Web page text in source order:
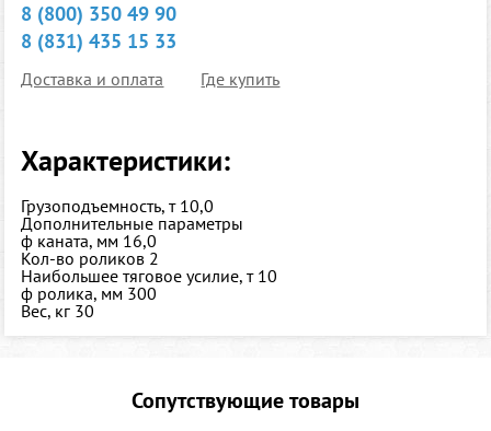
8 (800) 350 49 90
8 (831) 435 15 33
Доставка и оплата Где купить
Характеристики:
Грузоподъемность, т 10,0
Дополнительные параметры
ф каната, мм 16,0
Кол-во роликов 2
Наибольшее тяговое усилие, т 10
ф ролика, мм 300
Вес, кг 30
Сопутствующие товары